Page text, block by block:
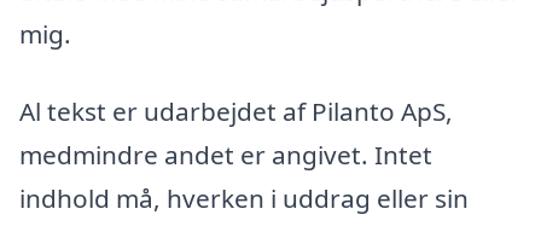
mig.
Al tekst er udarbejdet af Pilanto ApS,
medmindre andet er angivet. Intet
indhold må, hverken i uddrag eller sin